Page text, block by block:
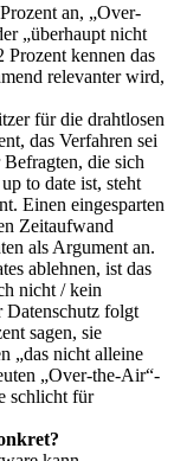
an, „Over-
„überhaupt nicht
Prozent kennen das
relevanter wird,
für die drahtlosen
das Verfahren sei
Befragten, die sich
to date ist, steht
Einen eingesparten
Zeitaufwand
als Argument an.
ablehnen, ist das
nicht / kein
Datenschutz folgt
sagen, sie
„das nicht alleine
„Over-the-Air“-
schlicht für